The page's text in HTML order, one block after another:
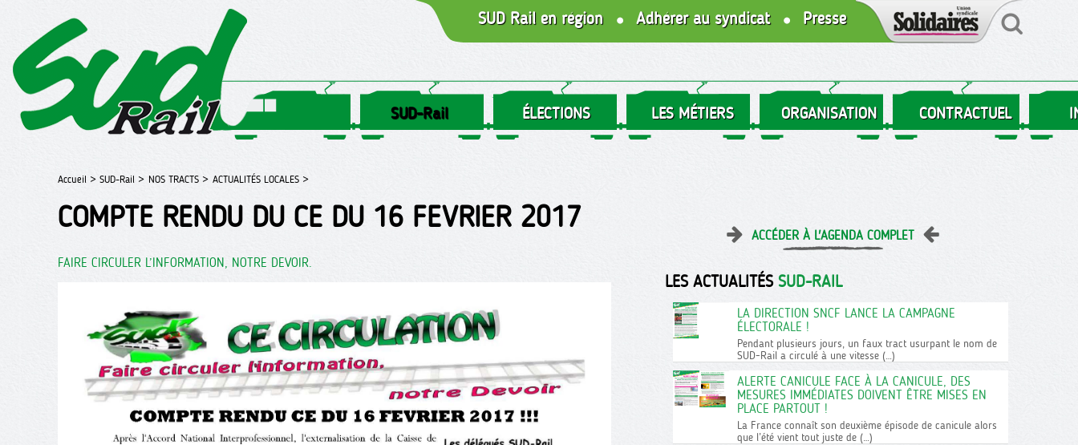
SUD Rail en région Adhérer au syndicat Presse
SUD-Rail ÉLECTIONS LES MÉTIERS ORGANISATION CONTRACTUEL
Accueil > SUD-Rail > NOS TRACTS > ACTUALITÉS LOCALES >
COMPTE RENDU DU CE DU 16 FEVRIER 2017
FAIRE CIRCULER L’INFORMATION, NOTRE DEVOIR.
ACCÉDER À L'AGENDA COMPLET
LES ACTUALITÉS SUD-RAIL
LA DIRECTION SNCF LANCE LA CAMPAGNE
ÉLECTORALE !
Pendant plusieurs jours, un faux tract usurpant le nom de
SUD-Rail a circulé à une vitesse (…)
ALERTE CANICULE FACE À LA CANICULE, DES
MESURES IMMÉDIATES DOIVENT ÊTRE MISES EN
PLACE PARTOUT !
La France connaît son deuxième épisode de canicule alors
que l’été vient tout juste de (…)